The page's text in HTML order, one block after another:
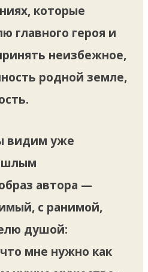
которые
главного героя и
неизбежное,
родной земле,
видим уже
автора —
с ранимой,
душой:
мне нужно как